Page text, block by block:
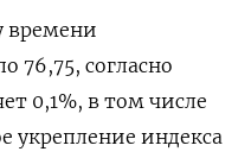
времени
76,75, согласно
0,1%, в том числе
укрепление ​индекса